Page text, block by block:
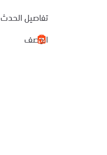
تفاصيل الحدث
الوصف